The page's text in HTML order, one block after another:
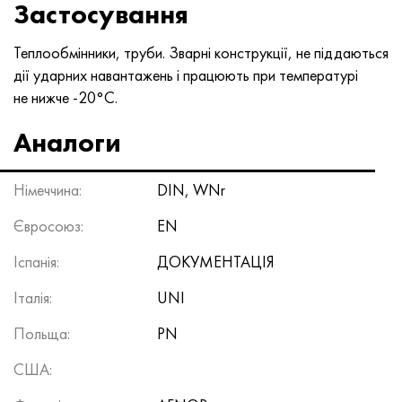
Застосування
Теплообмінники, труби. Зварні конструкції, не піддаються
дії ударних навантажень і працюють при температурі
не нижче -20°С.
Аналоги
Німеччина:
DIN, WNr
Євросоюз:
EN
Іспанія:
ДОКУМЕНТАЦІЯ
Італія:
UNI
Польща:
PN
США:
Хастеллой C-276
Хастеллой C2000
Хастеллой 3
Хастеллой x
Удимет 500
Удимет 720
40ХФА, 1.7223, aisi 4142
45Х, 45h, 1.7035
45ХН2МФА, k2425, 45hnmf
А40Г, 44smn28, 1.0762, 46s20